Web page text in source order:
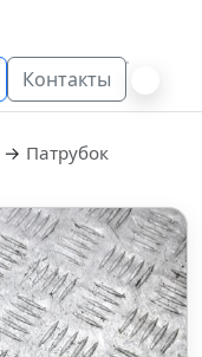
Контакты
→ Патрубок